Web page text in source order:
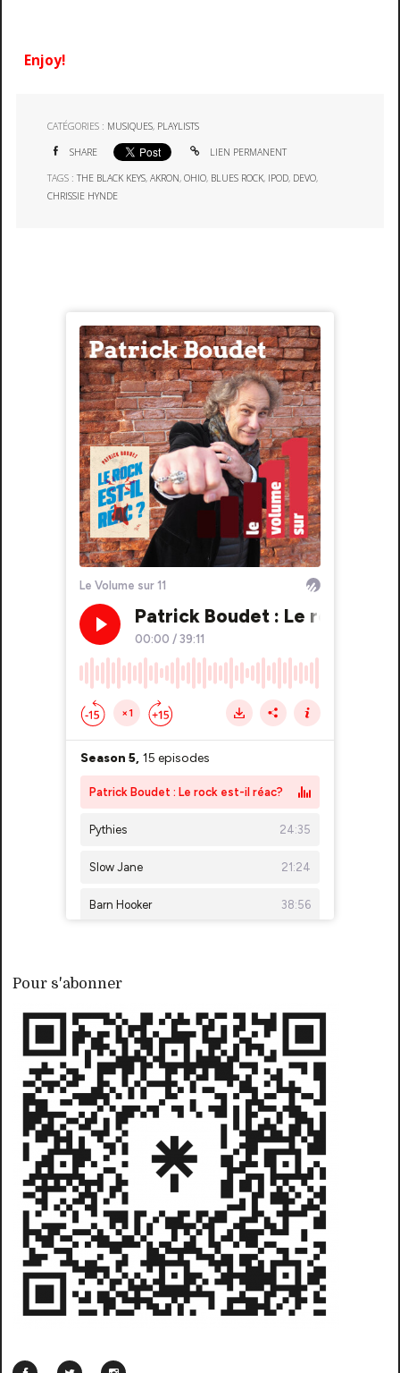
Pour s'abonner
Enjoy!
CATÉGORIES : MUSIQUES, PLAYLISTS
SHARE LIEN PERMANENT
TAGS :THE BLACK KEYS,AKRON,OHIO, BLUES ROCK, IPOD, DEVO,
CHRISSIE HYNDE